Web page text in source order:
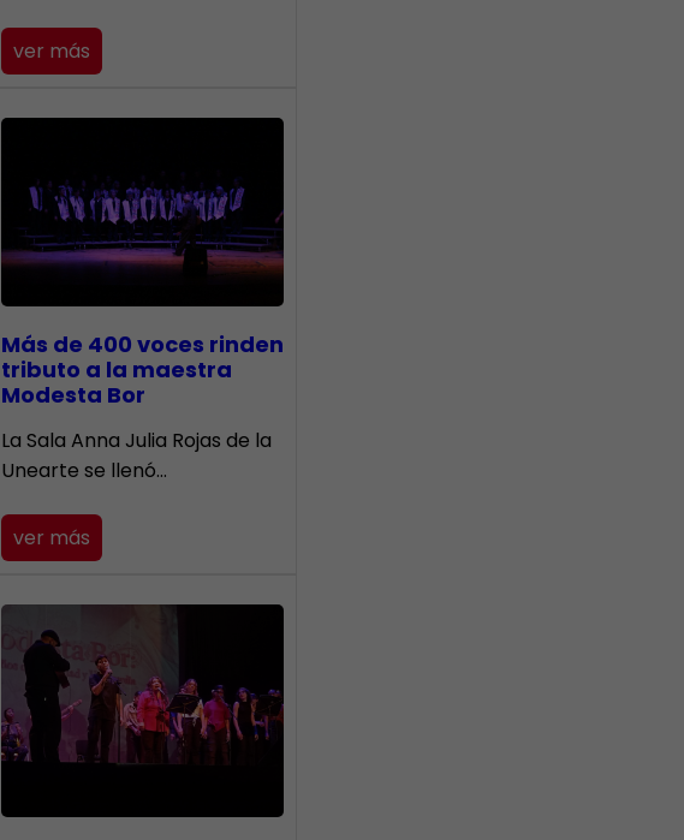
ver más
Más de 400 voces rinden
tributo a la maestra
Modesta Bor
​La Sala Anna Julia Rojas de la
Unearte se llenó…
ver más